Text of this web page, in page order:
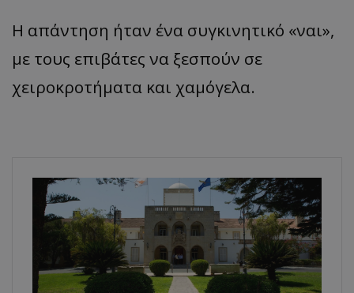
Η απάντηση ήταν ένα συγκινητικό «ναι»,
με τους επιβάτες να ξεσπούν σε
χειροκροτήματα και χαμόγελα.